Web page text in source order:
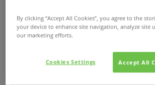
By clicking “Accept All Cookies”, you agree to the
your device to enhance site navigation, analyze site
our marketing efforts.
Accept All
Cookies Settings